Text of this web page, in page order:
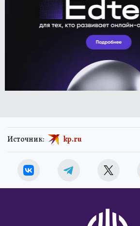
Источник: kp.ru